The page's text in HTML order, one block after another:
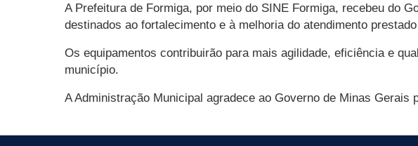
A Prefeitura de Formiga, por meio do SINE Formiga, recebeu do
destinados ao fortalecimento e à melhoria do atendimento
Os equipamentos contribuirão para mais agilidade, eficiência e
município.
A Administração Municipal agradece ao Governo de Minas